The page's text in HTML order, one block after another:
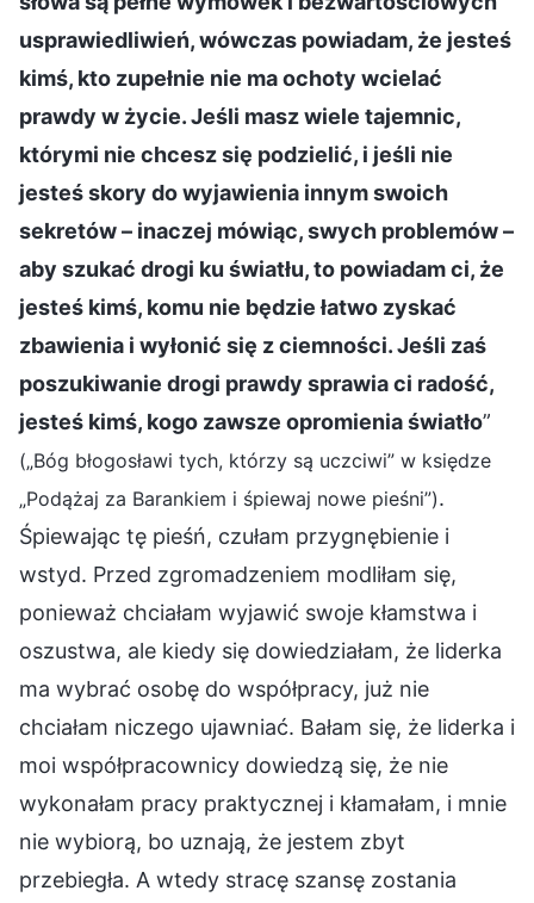
usprawiedliwień, wówczas powiadam, że jesteś
kimś, kto zupełnie nie ma ochoty wcielać
prawdy w życie. Jeśli masz wiele tajemnic,
którymi nie chcesz się podzielić, i jeśli nie
jesteś skory do wyjawienia innym swoich
sekretów – inaczej mówiąc, swych problemów –
aby szukać drogi ku światłu, to powiadam ci, że
jesteś kimś, komu nie będzie łatwo zyskać
zbawienia i wyłonić się z ciemności. Jeśli zaś
poszukiwanie drogi prawdy sprawia ci radość,
jesteś kimś, kogo zawsze opromienia światło”
(„Bóg błogosławi tych, którzy są uczciwi” w księdze
„Podążaj za Barankiem i śpiewaj nowe pieśni”).
Śpiewając tę pieśń, czułam przygnębienie i
wstyd. Przed zgromadzeniem modliłam się,
ponieważ chciałam wyjawić swoje kłamstwa i
oszustwa, ale kiedy się dowiedziałam, że liderka
ma wybrać osobę do współpracy, już nie
chciałam niczego ujawniać. Bałam się, że liderka i
moi współpracownicy dowiedzą się, że nie
wykonałam pracy praktycznej i kłamałam, i mnie
nie wybiorą, bo uznają, że jestem zbyt
przebiegła. A wtedy stracę szansę zostania